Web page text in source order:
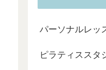
パーソナルレッ
ピラティススタ